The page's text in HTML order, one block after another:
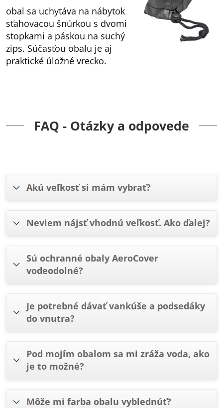
obal sa uchytáva na nábytok
sťahovacou šnúrkou s dvomi
stopkami a páskou na suchý
zips. Súčasťou obalu je aj
praktické úložné vrecko.
FAQ - Otázky a odpovede
Akú veľkosť si mám vybrať?
Neviem nájsť vhodnú veľkosť. Ako ďalej?
Sú ochranné obaly AeroCover
vodeodolné?
Je potrebné dávať vankúše a podsedáky
do vnutra?
Pod mojím obalom sa mi zráža voda, ako
je to možné?
Môže mi farba obalu vyblednúť?